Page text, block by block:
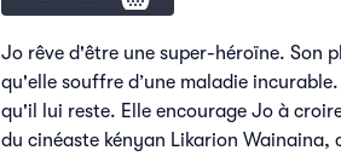
Jo rêve d'être une super-héroïne. Son
qu'elle souffre d’une maladie
qu'il lui reste. Elle encourage Jo à
du cinéaste kényan Likarion Wainaina,